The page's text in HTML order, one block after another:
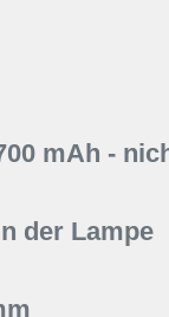
mAh -
der Lampe